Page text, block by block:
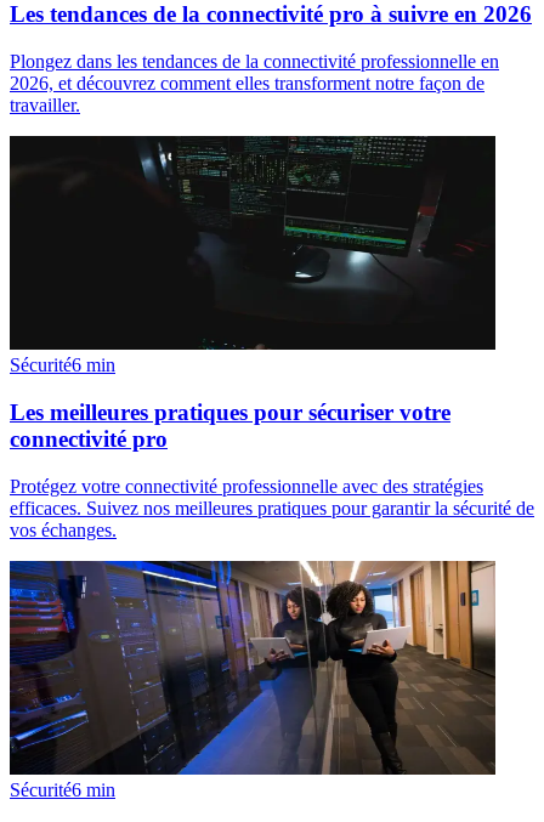
Les tendances de la connectivité pro à suivre en 2026
Plongez dans les tendances de la connectivité professionnelle en
2026, et découvrez comment elles transforment notre façon de
travailler.
Sécurité6 min
Les meilleures pratiques pour sécuriser votre
connectivité pro
Protégez votre connectivité professionnelle avec des stratégies
efficaces. Suivez nos meilleures pratiques pour garantir la sécurité de
vos échanges.
Sécurité6 min